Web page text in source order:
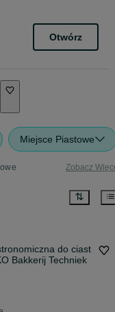
Otwórz
Miejsce Piastowe
Zobacz
do ciast
Bakkerij Techniek